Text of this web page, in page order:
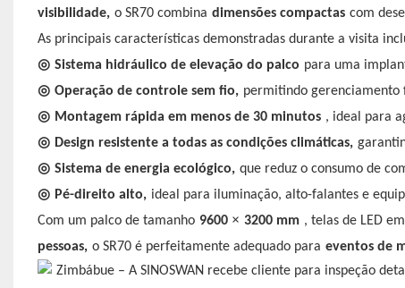
visibilidade, o SR70 combina dimensões compactas com
As principais características demonstradas durante a visita
◎ Sistema hidráulico de elevação do palco para uma
◎ Operação de controle sem fio, permitindo gerenciamento
◎ Montagem rápida em menos de 30 minutos , ideal para
◎ Design resistente a todas as condições climáticas,
◎ Sistema de energia ecológico, que reduz o consumo de
◎ Pé-direito alto, ideal para iluminação, alto-falantes e
Com um palco de tamanho 9600 × 3200 mm , telas de LED
pessoas, o SR70 é perfeitamente adequado para eventos de